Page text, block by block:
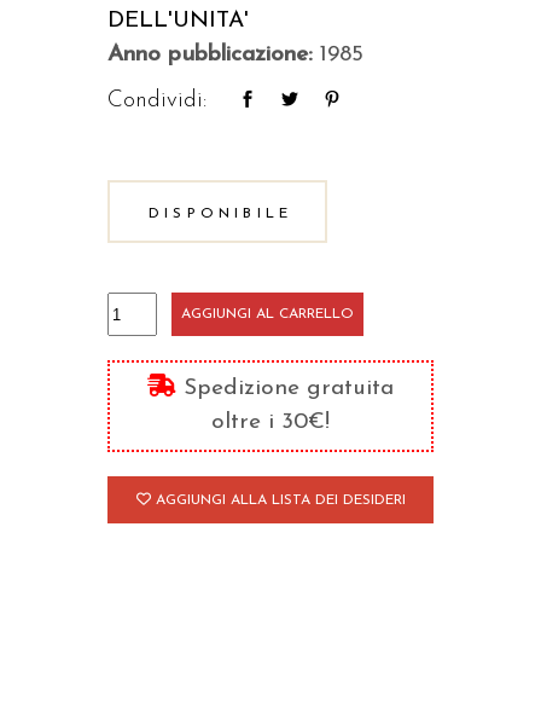
DELL'UNITA'
Anno pubblicazione: 1985
Condividi:
DISPONIBILE
Diario
1964/'65
quantità
AGGIUNGI AL CARRELLO
Spedizione gratuita
oltre i 30€!
AGGIUNGI ALLA LISTA DEI DESIDERI